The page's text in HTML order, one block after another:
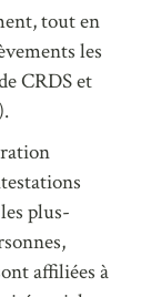
tout en
les
CRDS et
plus-
affiliées à